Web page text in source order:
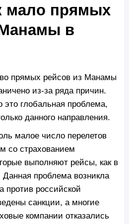
мало прямых
в
прямых рейсов из Манамы
из-за ряда причин.
это глобальная проблема,
данного направления.
малое число перелетов
со страхованием
выполняют рейсы, как в
проблема возникла
против российской
санкции, а многие
компании отказались